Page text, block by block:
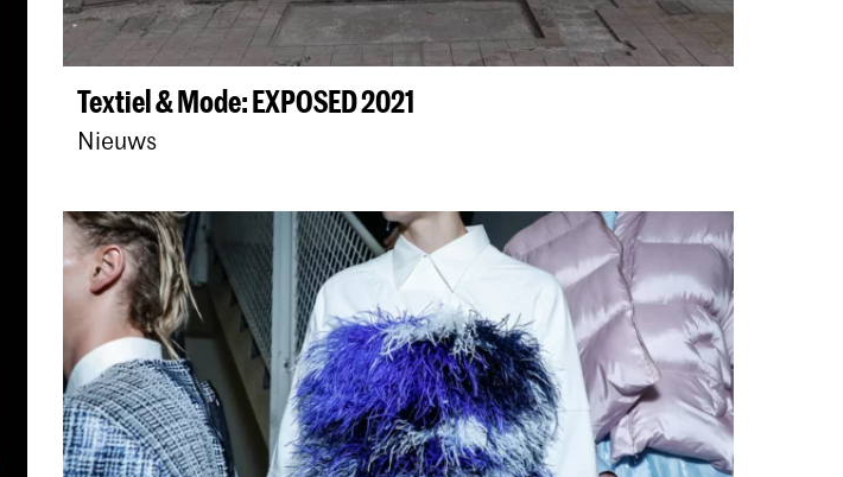
Textiel & Mode: EXPOSED 2021
Nieuws